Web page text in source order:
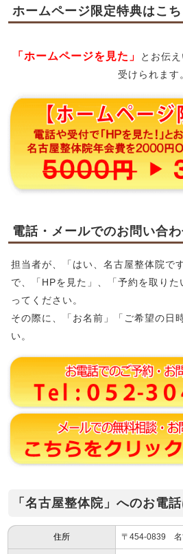
ホームページ限定特典はこち
「ホームページを見た」
とお伝
受けられます
電話・メールでのお問い合
担当者が、「はい、名古屋整体院で
で、「HPを見た」、「予約を取り
ってください。
その際に、「お名前」「ご希望の日
い。
「名古屋整体院」へのお電
住所 〒454-0839 名